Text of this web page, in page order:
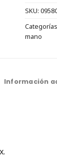
SKU:
mano
Información